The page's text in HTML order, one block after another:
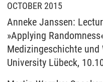
OCTOBER 2015
Anneke Janssen:
»Applying
Medizingeschichte
University Lübeck,